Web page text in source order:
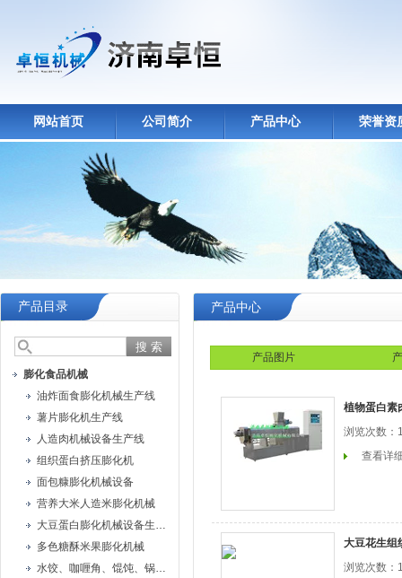
网站首页 公司简介 产品中心 荣誉资
产品目录
膨化食品机械
油炸面食膨化机械生产线
薯片膨化机生产线
人造肉机械设备生产线
组织蛋白挤压膨化机
面包糠膨化机械设备
营养大米人造米膨化机械
大豆蛋白膨化机械设备生产线
多色糖酥米果膨化机械
水饺、咖喱角、馄饨、锅贴机
产品中心
产品图片
植物蛋白素
浏览次数：
查看详
大豆花生组
浏览次数：